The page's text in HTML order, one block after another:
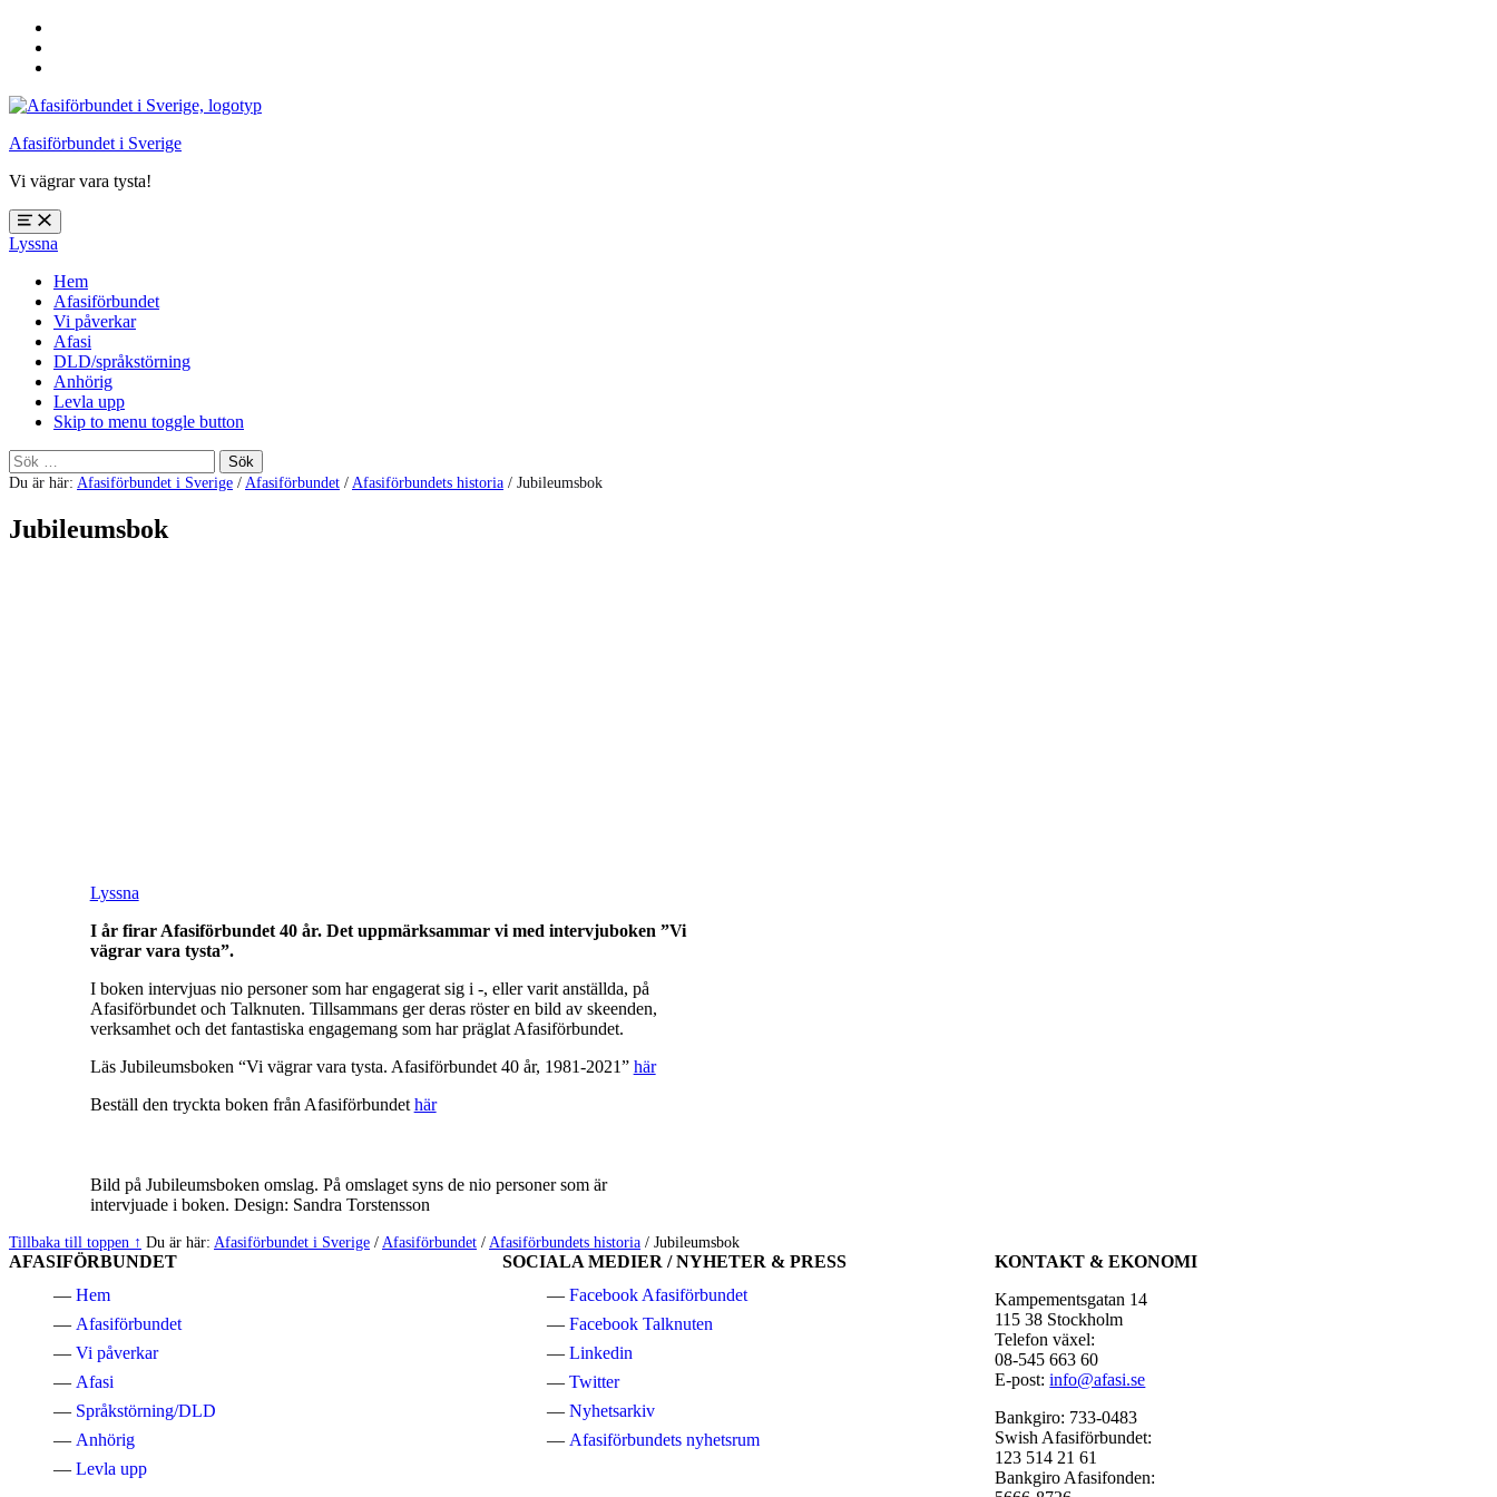
sidfoten
Afasiförbundet i Sverige
Vi vägrar vara tysta!
Öppna
meny:
%s
Lyssna
Hem
Afasiförbundet
Vi påverkar
Afasi
DLD/språkstörning
Anhörig
Levla upp
Skip to menu toggle button
Sök
efter:
Du är här: Afasiförbundet i Sverige /Afasiförbundet /Afasiförbundets historia / Jubileumsbok
Jubileumsbok
Lyssna
I år firar Afasiförbundet 40 år. Det uppmärksammar vi med intervjuboken ”Vi
vägrar vara tysta”.
I boken intervjuas nio personer som har engagerat sig i -, eller varit anställda, på
Afasiförbundet och Talknuten. Tillsammans ger deras röster en bild av skeenden,
verksamhet och det fantastiska engagemang som har präglat Afasiförbundet.
Läs Jubileumsboken “Vi vägrar vara tysta. Afasiförbundet 40 år, 1981-2021” här
Beställ den tryckta boken från Afasiförbundet här
Bild på Jubileumsboken omslag. På omslaget syns de nio personer som är
intervjuade i boken. Design: Sandra Torstensson
Hoppa
tillbaka
huvudnavigeringen
Tillbaka till toppen ↑ Du är här: Afasiförbundet i Sverige / Afasiförbundet / Afasiförbundets historia / Jubileumsbok
AFASIFÖRBUNDET
Hem
Afasiförbundet
Vi påverkar
Afasi
Språkstörning/DLD
Anhörig
Levla upp
SOCIALA MEDIER / NYHETER & PRESS
Facebook Afasiförbundet
Facebook Talknuten
Linkedin
Twitter
Nyhetsarkiv
Afasiförbundets nyhetsrum
KONTAKT & EKONOMI
Kampementsgatan 14
115 38 Stockholm
Telefon växel:
08-545 663 60
E-post:info@afasi.se
Bankgiro: 733-0483
Swish Afasiförbundet:
123 514 21 61
Bankgiro Afasifonden: